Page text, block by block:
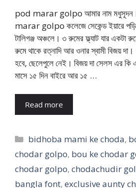
pod marar golpo আমার নাম
marar golpo কলেজে সেকেন্ড ইয়ারে পড়ি
টালিগঞ্জ অঞ্চলে। ৩ রুমের ফ্ল্যাট যার একটা
রুমে থাকে রত্নাদি আর ওনার স্বামী বিজয়
হবে, ছেলেপুলে নেই। বিজয় দা সেলস এর কি
মাসে ১৫ দিন বাইরে আর ১৫ …
Read more
Categories
bidhoba mami ke choda,
chodar golpo, bou ke chodar
chodar golpo, chodachudir
bangla font, exclusive aunty